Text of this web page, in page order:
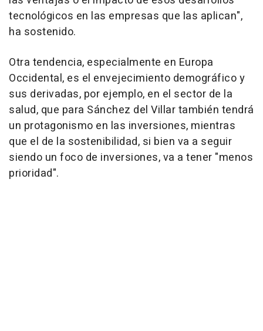
tecnológicos en las empresas que las aplican",
ha sostenido.
Otra tendencia, especialmente en Europa
Occidental, es el envejecimiento demográfico y
sus derivadas, por ejemplo, en el sector de la
salud, que para Sánchez del Villar también tendrá
un protagonismo en las inversiones, mientras
que el de la sostenibilidad, si bien va a seguir
siendo un foco de inversiones, va a tener "menos
prioridad".